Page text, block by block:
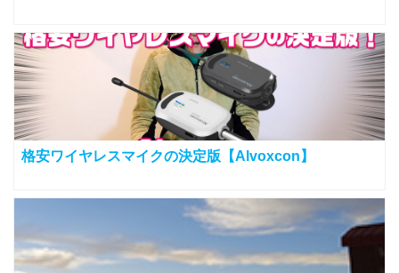
格安ワイヤレスマイクの決定版【Alvoxcon】